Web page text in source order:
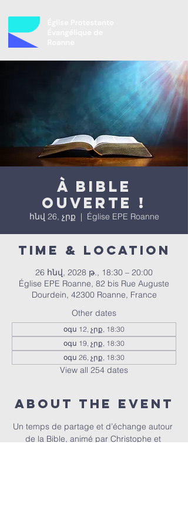
À bible
ouverte !
հնվ 26, չրք
  |
Église EPE Roanne
Time & Location
26 հնվ, 2028 թ., 18:30 – 20:00
Église EPE Roanne, 82 bis Rue Auguste
Dourdein, 42300 Roanne, France
Other dates
օգս 12, չրք, 18:30
օգս 19, չրք, 18:30
օգս 26, չրք, 18:30
View all 254 dates
About the event
Un temps de partage et d’échange autour
de la Bible, animé par Christophe et